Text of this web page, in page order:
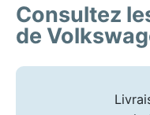
Consultez
de